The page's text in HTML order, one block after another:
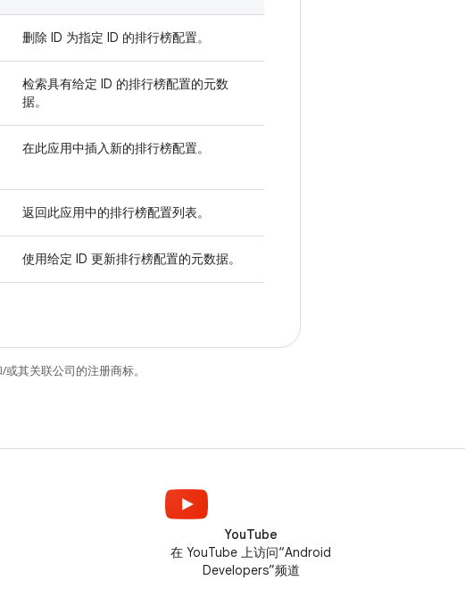
删除 ID 为指定 ID 的排行榜配置。
检索具有给定 ID 的排行榜配置的元数
据。
在此应用中插入新的排行榜配置。
返回此应用中的排行榜配置列表。
使用给定 ID 更新排行榜配置的元数据。
其关联公司的注册商标。
YouTube
在 YouTube 上访问“Android
Developers”频道